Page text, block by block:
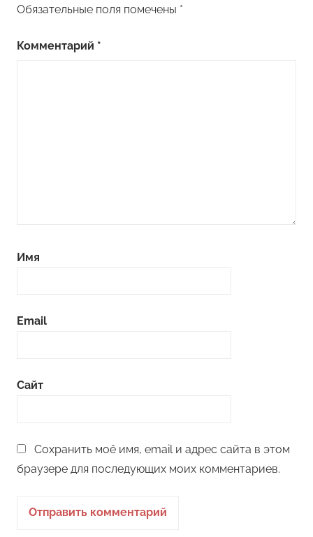
Обязательные поля помечены *
Комментарий *
Имя
Email
Сайт
Сохранить моё имя, email и адрес сайта в этом
браузере для последующих моих комментариев.